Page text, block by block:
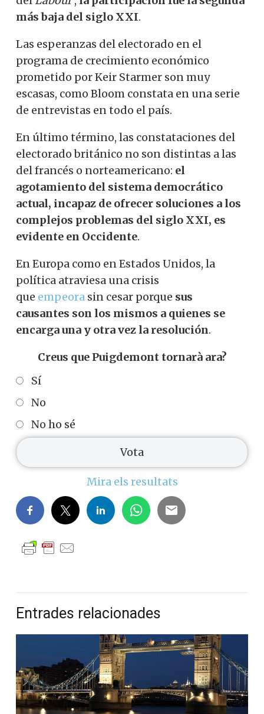
más baja del siglo XXI.
Las esperanzas del electorado en el
programa de crecimiento económico
prometido por Keir Starmer son muy
escasas, como Bloom constata en una serie
de entrevistas en todo el país.
En último término, las constataciones del
electorado británico no son distintas a las
del francés o norteamericano: el
agotamiento del sistema democrático
actual, incapaz de ofrecer soluciones a los
complejos problemas del siglo XXI, es
evidente en Occidente.
En Europa como en Estados Unidos, la
política atraviesa una crisis
que empeora sin cesar porque sus
causantes son los mismos a quienes se
encarga una y otra vez la resolución.
Creus que Puigdemont tornarà ara?
Sí
No
No ho sé
Mira els resultats
Entrades relacionades